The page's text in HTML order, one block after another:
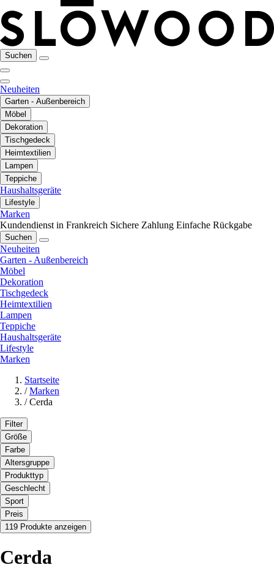
Suchen
Neuheiten
Garten - Außenbereich
Möbel
Dekoration
Tischgedeck
Heimtextilien
Lampen
Teppiche
Haushaltsgeräte
Lifestyle
Marken
Kundendienst in Frankreich Sichere Zahlung Einfache Rückgabe
Suchen
Neuheiten
Garten - Außenbereich
Möbel
Dekoration
Tischgedeck
Heimtextilien
Lampen
Teppiche
Haushaltsgeräte
Lifestyle
Marken
Startseite
/ Marken
/ Cerda
Filter
Größe
Farbe
Altersgruppe
Produkttyp
Geschlecht
Sport
Preis
119 Produkte anzeigen
Cerda